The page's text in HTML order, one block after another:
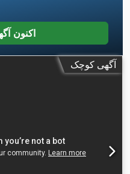
اکنون
آگهی کوچک